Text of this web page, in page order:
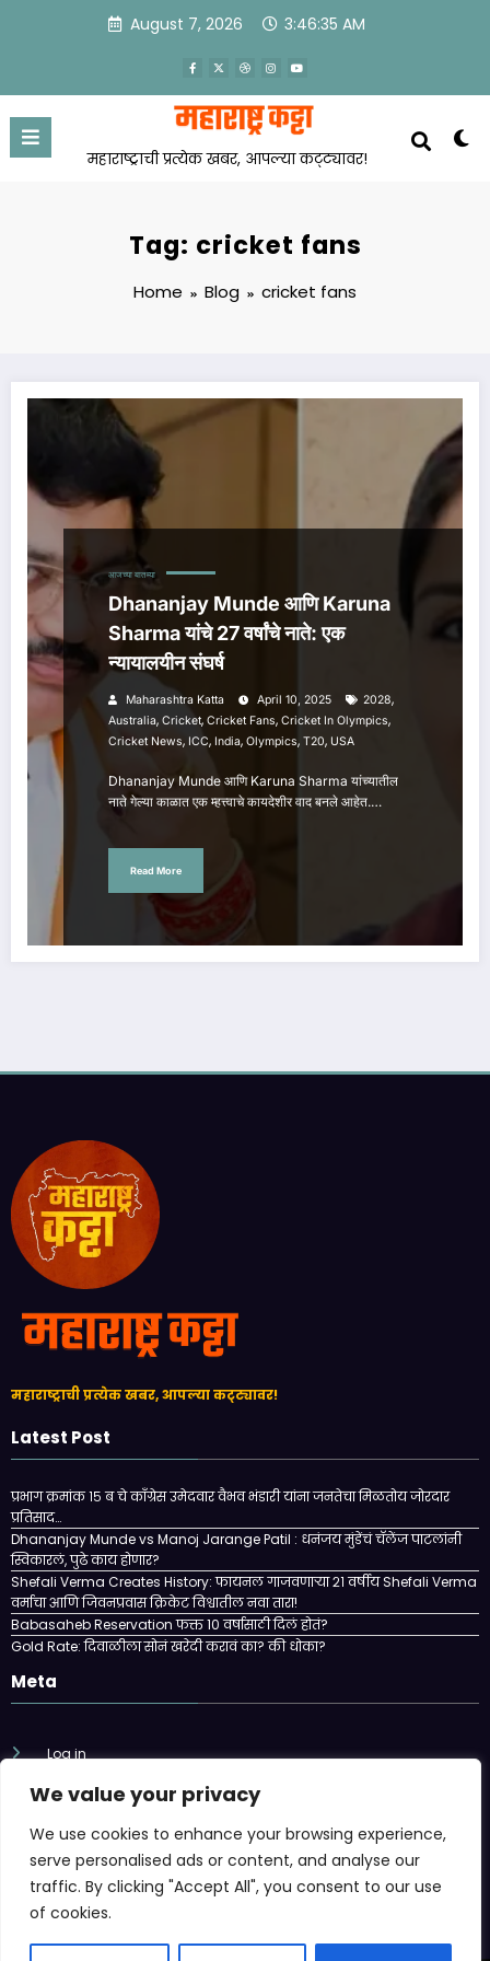
We value your privacy
We use cookies to enhance your browsing experience,
serve personalised ads or content, and analyse our
traffic. By clicking "Accept All", you consent to our use
of cookies.
August 7, 2026 3:46:35 AM
महाराष्ट्राची प्रत्येक खबर, आपल्या कट्ट्यावर!
Tag: cricket fans
Home Blog cricket fans
आजच्या बातम्या
Dhananjay Munde आणि Karuna
Sharma यांचे 27 वर्षांचे नाते: एक
न्यायालयीन संघर्ष
Maharashtra Katta April 10, 2025 2028,
Australia, Cricket, Cricket Fans, Cricket In Olympics,
Cricket News, ICC, India, Olympics, T20, USA
Dhananjay Munde आणि Karuna Sharma यांच्यातील
नाते गेल्या काळात एक म्हत्त्वाचे कायदेशीर वाद बनले आहेत.…
Read More
महाराष्ट्राची प्रत्येक खबर, आपल्या कट्ट्यावर!
Latest Post
प्रभाग क्रमांक १५ ब चे काँग्रेस उमेदवार वैभव भंडारी यांना जनतेचा मिळतोय जोरदार
प्रतिसाद…
Dhananjay Munde vs Manoj Jarange Patil : धनंजय मुंडेंचं चॅलेंज पाटलांनी
स्विकारलं, पुढे काय होणार?
Shefali Verma Creates History: फायनल गाजवणाऱ्या २१ वर्षीय Shefali Verma
वर्माचा आणि जिवनप्रवास क्रिकेट विश्वातील नवा तारा!
Babasaheb Reservation फक्त 10 वर्षासाठी दिलं होतं?
Gold Rate: दिवाळीला सोनं खरेदी करावं का? की धोका?
Meta
Log in
Entries feed
WordPress.org